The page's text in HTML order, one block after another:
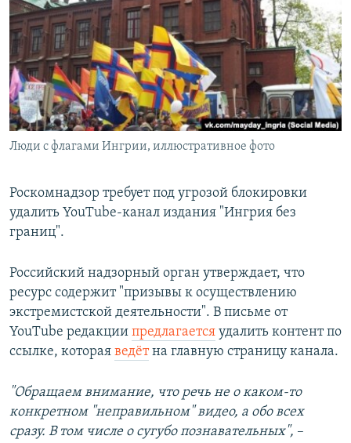
РАСПИСАНИЕ ВЕЩАНИЯ
ПОДПИШИТЕСЬ НА РАССЫЛКУ
СОЦИАЛЬНЫЕ СЕТИ
Все сайты РСЕ/РС
Люди с флагами Ингрии, иллюстративное фото
Роскомнадзор требует под угрозой блокировки
удалить YouTube-канал издания "Ингрия без
границ".
Российский надзорный орган утверждает, что
ресурс содержит "призывы к осуществлению
экстремистской деятельности". В письме от
YouTube редакции предлагается удалить контент по
ссылке, которая ведётна главную страницу канала.
"Обращаем внимание, что речь не о каком-то
конкретном "неправильном" видео, а обо всех
сразу. В том числе о сугубо познавательных", –